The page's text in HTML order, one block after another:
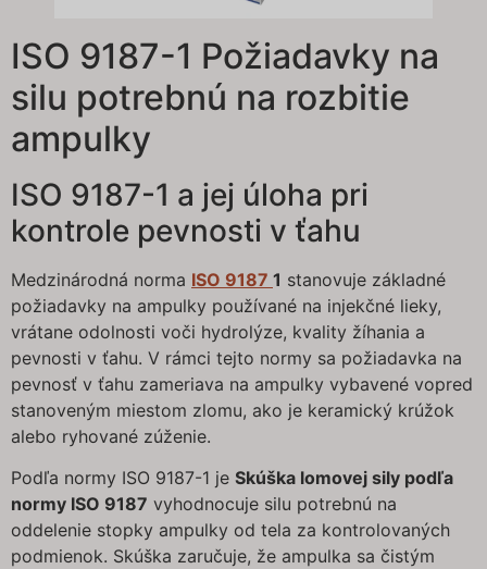
ISO 9187-1 Požiadavky na
silu potrebnú na rozbitie
ampulky
ISO 9187-1 a jej úloha pri
kontrole pevnosti v ťahu
Medzinárodná norma ISO 9187 1 stanovuje základné
požiadavky na ampulky používané na injekčné lieky,
vrátane odolnosti voči hydrolýze, kvality žíhania a
pevnosti v ťahu. V rámci tejto normy sa požiadavka na
pevnosť v ťahu zameriava na ampulky vybavené vopred
stanoveným miestom zlomu, ako je keramický krúžok
alebo ryhované zúženie.
Podľa normy ISO 9187-1 je Skúška lomovej sily podľa
normy ISO 9187 vyhodnocuje silu potrebnú na
oddelenie stopky ampulky od tela za kontrolovaných
podmienok. Skúška zaručuje, že ampulka sa čistým